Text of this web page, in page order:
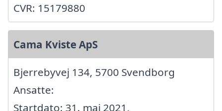
CVR: 15179880
Cama Kviste ApS
Bjerrebyvej 134, 5700 Svendborg
Ansatte:
Startdato: 31. maj 2021,